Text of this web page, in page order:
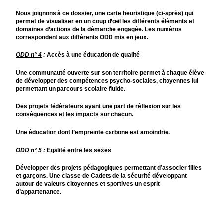
Nous joignons à ce dossier, une carte heuristique (ci-après) qui
permet de visualiser en un coup d’œil les différents éléments et
domaines d’actions de la démarche engagée. Les numéros
correspondent aux différents ODD mis en jeux.
ODD n° 4 : Accès à une éducation de qualité
Une communauté ouverte sur son territoire permet à chaque élève
de développer des compétences psycho-sociales, citoyennes lui
permettant un parcours scolaire fluide.
Des projets fédérateurs ayant une part de réflexion sur les
conséquences et les impacts sur chacun.
Une éducation dont l’empreinte carbone est amoindrie.
ODD n° 5 : Egalité entre les sexes
Développer des projets pédagogiques permettant d’associer filles
et garçons. Une classe de Cadets de la sécurité développant
autour de valeurs citoyennes et sportives un esprit
d’appartenance.